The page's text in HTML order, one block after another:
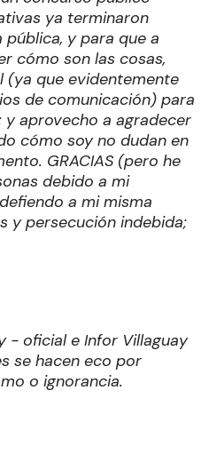
ya terminaron
y para que a
cómo son las cosas,
(ya que evidentemente
de comunicación) para
y aprovecho a agradecer
cómo soy no dudan en
GRACIAS (pero he
debido a mi
a mi misma
y persecución indebida;
- oficial e Infor Villaguay
se hacen eco por
o ignorancia.